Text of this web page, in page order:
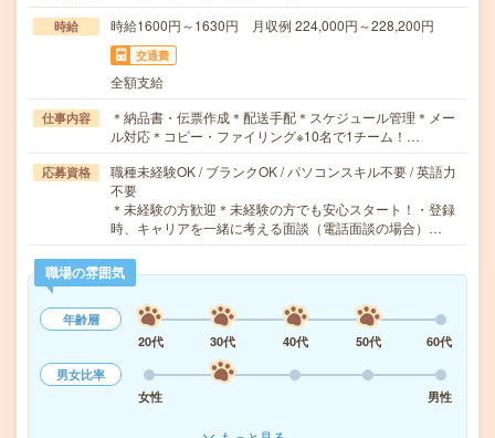
時給 時給1600円～1630円 月収例 224,000円～228,200円
交通費
全額支給
仕事内容
＊納品書・伝票作成＊配送手配＊スケジュール管理＊メー
ル対応＊コピー・ファイリング※10名で1チーム！…
応募資格
職種未経験OK / ブランクOK / パソコンスキル不要 / 英語力
不要
＊未経験の方歓迎＊未経験の方でも安心スタート！・登録
時、キャリアを一緒に考える面談（電話面談の場合）…
職場の雰囲気
年齢層
20代
30代 40代 50代
60代
男女比率
女性
男性